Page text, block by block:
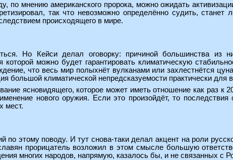
по мнению американского пророка, можно ожидать
так что невозможно определённо судить,
происходящего в мире.
Но Кейси делал оговорку: причиной большинства из
которой можно будет гарантировать климатическую
что весь мир полыхнёт вулканами или захлестнётся
большой климатической непредсказуемости практически для
ясновидящего, которое может иметь отношение как раз к
нового оружия. Если это произойдёт, то
мест.
по этому поводу. И тут снова-таки делал акцент на роли
прорицатель возложил в этом смысле большую
многих народов, напрямую, казалось бы, и не связанных с